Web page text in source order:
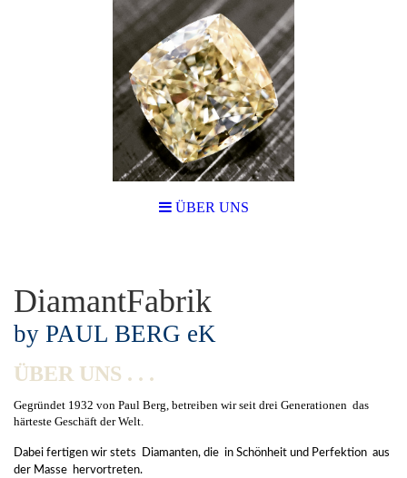
ÜBER UNS
DiamantFabrik
by PAUL BERG eK
ÜBER UNS . . .
Gegründet 1932 von Paul Berg, betreiben wir seit drei Generationen das
härteste Geschäft der Welt.
Dabei fertigen wir stets Diamanten, die in Schönheit und Perfektion aus
der Masse hervortreten.